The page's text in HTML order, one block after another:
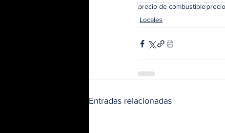
precio de combustible
Locales
Entradas relacionadas